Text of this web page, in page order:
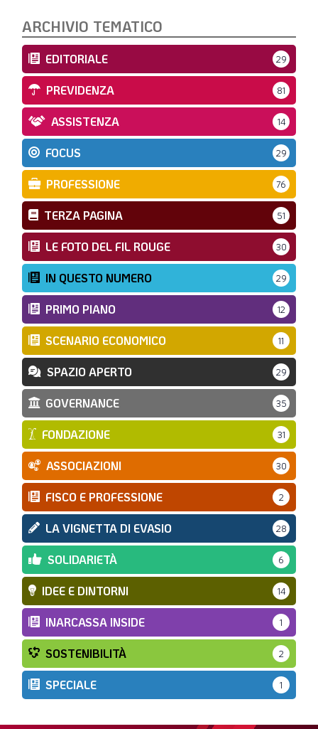
ARCHIVIO TEMATICO
EDITORIALE 29
PREVIDENZA 81
ASSISTENZA 14
FOCUS 29
PROFESSIONE 76
TERZA PAGINA 51
LE FOTO DEL FIL ROUGE 30
IN QUESTO NUMERO 29
PRIMO PIANO 12
SCENARIO ECONOMICO 11
SPAZIO APERTO 29
GOVERNANCE 35
FONDAZIONE 31
ASSOCIAZIONI 30
FISCO E PROFESSIONE 2
LA VIGNETTA DI EVASIO 28
SOLIDARIETÀ 6
IDEE E DINTORNI 14
INARCASSA INSIDE 1
SOSTENIBILITÀ 2
SPECIALE 1